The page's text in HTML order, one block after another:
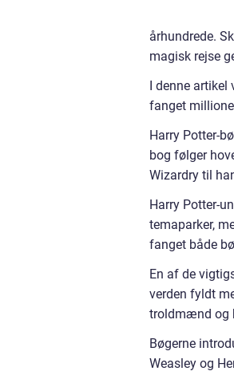
århundrede.
magisk rejse
I denne
fanget
Harry Potter-
bog følger
Wizardry til
Harry Potter-
temaparker,
fanget både
En af de
verden fyldt
troldmænd og
Bøgerne
Weasley og